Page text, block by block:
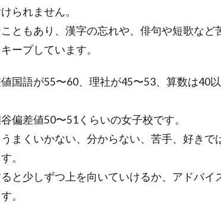
られません。
ともあり、漢字の忘れや、俳句や短歌など
ープしています。
国語が55〜60、理社が45〜53、算数は40
偏差値50〜51くらいの女子校です。
まくいかない、分からない、苦手、好きで
。
と少しずつ上を向いていけるか、アドバイ
。